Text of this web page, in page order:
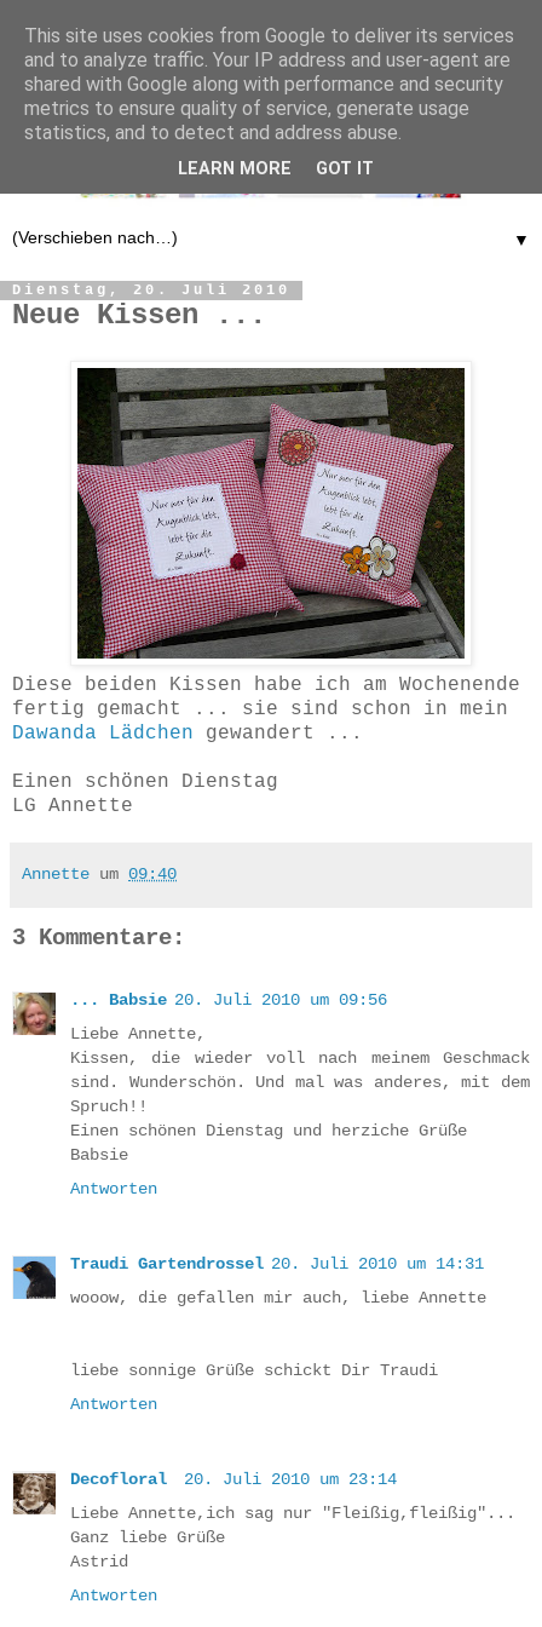
▼
Dienstag, 20. Juli 2010
Neue Kissen ...
Diese beiden Kissen habe ich am Wochenende
fertig gemacht ... sie sind schon in mein
Dawanda Lädchen gewandert ...
Einen schönen Dienstag
LG Annette
Annette um 09:40
3 Kommentare:
... Babsie 20. Juli 2010 um 09:56
Liebe Annette,
Kissen, die wieder voll nach meinem Geschmack
sind. Wunderschön. Und mal was anderes, mit dem
Spruch!!
Einen schönen Dienstag und herziche Grüße
Babsie
Antworten
Traudi Gartendrossel 20. Juli 2010 um 14:31
wooow, die gefallen mir auch, liebe Annette
liebe sonnige Grüße schickt Dir Traudi
Antworten
Decofloral
20. Juli 2010 um 23:14
Liebe Annette,ich sag nur "Fleißig,fleißig"...
Ganz liebe Grüße
Astrid
Antworten
This site uses cookies from Google to deliver its services
and to analyze traffic. Your IP address and user-agent are
shared with Google along with performance and security
metrics to ensure quality of service, generate usage
statistics, and to detect and address abuse.
LEARN MORE GOT IT